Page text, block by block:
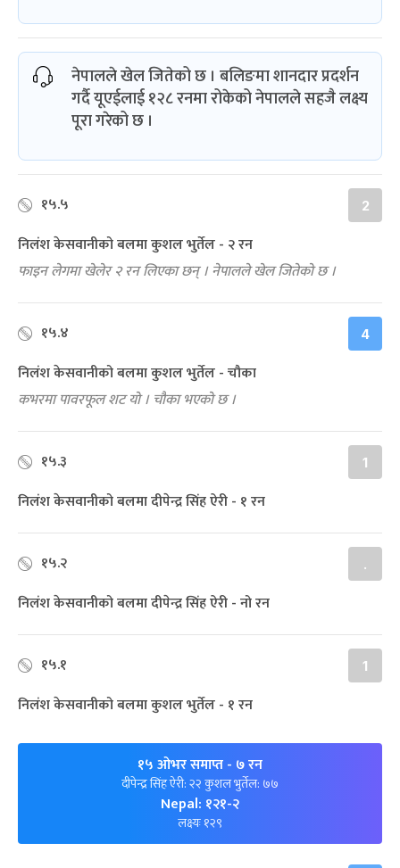
नेपालले खेल जितेको छ । बलिङमा शानदार प्रदर्शन
गर्दै यूएईलाई १२८ रनमा रोकेको नेपालले सहजै लक्ष्य
पूरा गरेको छ ।
१५.५ 2
निलंश केसवानीको बलमा कुशल भुर्तेल - २ रन
फाइन लेगमा खेलेर २ रन लिएका छन् । नेपालले खेल जितेको छ ।
१५.४ 4
निलंश केसवानीको बलमा कुशल भुर्तेल - चौका
कभरमा पावरफूल शट यो । चौका भएको छ ।
१५.३ 1
निलंश केसवानीको बलमा दीपेन्द्र सिंह ऐरी - १ रन
१५.२ .
निलंश केसवानीको बलमा दीपेन्द्र सिंह ऐरी - नो रन
१५.१ 1
निलंश केसवानीको बलमा कुशल भुर्तेल - १ रन
१५ ओभर समाप्त- ७ रन
दीपेन्द्र सिंह ऐरी: २२ कुशल भुर्तेल: ७७
Nepal: १२१-२
लक्ष्यः १२९